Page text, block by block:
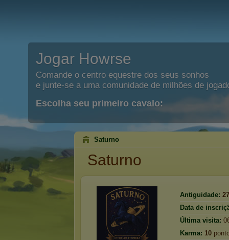
Jogar Howrse
Comande o centro equestre dos seus sonhos
e junte-se a uma comunidade de milhões de
Escolha seu primeiro cavalo:
Saturno
Saturno
Antiguidade:
Data de
Última visita:
Karma: 10